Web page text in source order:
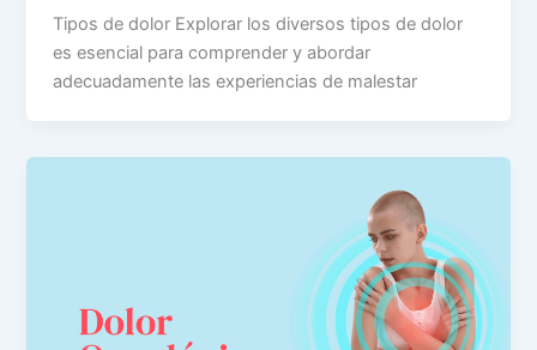
Tipos de dolor Explorar los diversos tipos de dolor
es esencial para comprender y abordar
adecuadamente las experiencias de malestar